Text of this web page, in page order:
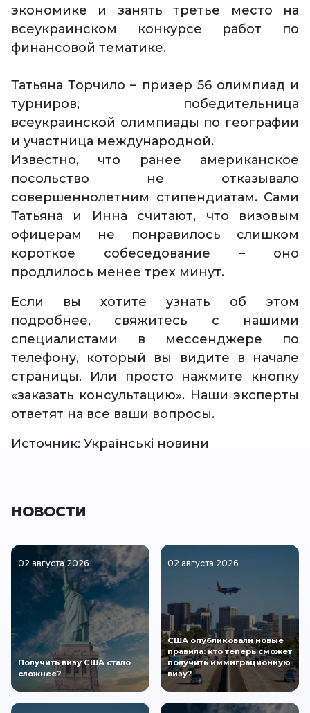
экономике и занять третье место на
всеукраинском конкурсе работ по
финансовой тематике.
Татьяна Торчило – призер 56 олимпиад и
турниров, победительница
всеукраинской олимпиады по географии
и участница международной.
Известно, что ранее американское
посольство не отказывало
совершеннолетним стипендиатам. Сами
Татьяна и Инна считают, что визовым
офицерам не понравилось слишком
короткое собеседование – оно
продлилось менее трех минут.
Если вы хотите узнать об этом
подробнее, свяжитесь с нашими
специалистами в мессенджере по
телефону, который вы видите в начале
страницы. Или просто нажмите кнопку
«заказать консультацию». Наши эксперты
ответят на все ваши вопросы.
Источник: Українські новини
НОВОСТИ
02 августа 2026
Получить визу США стало
сложнее?
02 августа 2026
США опубликовали новые
правила: кто теперь сможет
получить иммиграционную
визу?